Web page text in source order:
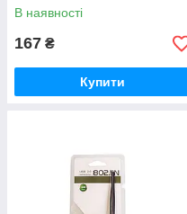
В наявності
167 ₴
Купити